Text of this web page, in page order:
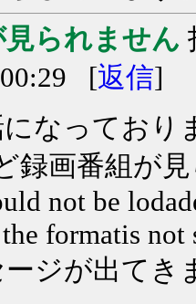
られません
00:29 [返信]
なっており
録画番組が
not be
formatis not
ジが出てき